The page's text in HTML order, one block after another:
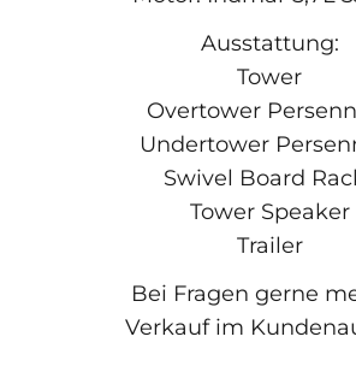
Ausstattung:
Tower
Overtower
Undertower
Swivel Board
Tower Speaker
Trailer
Bei Fragen gerne
Verkauf im